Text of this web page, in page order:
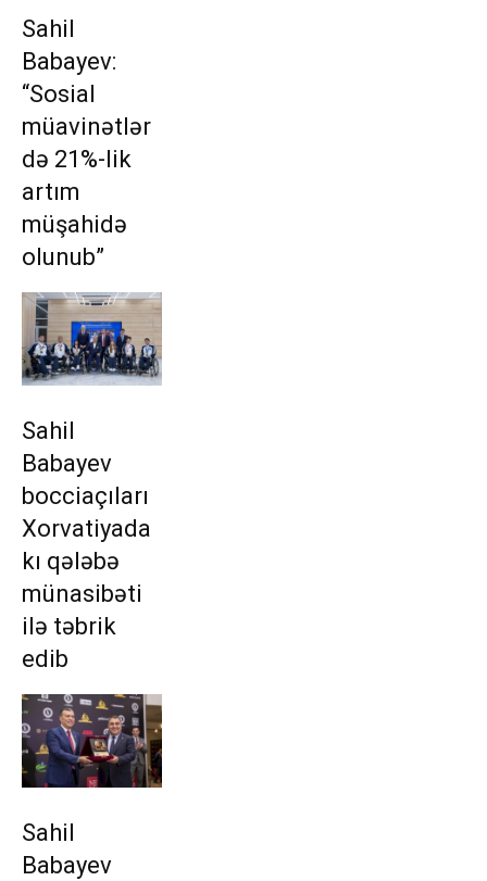
Sahil
Babayev:
“Sosial
müavinətlər
də 21%-lik
artım
müşahidə
olunub”
Sahil
Babayev
bocciaçıları
Xorvatiyada
kı qələbə
münasibəti
ilə təbrik
edib
Sahil
Babayev